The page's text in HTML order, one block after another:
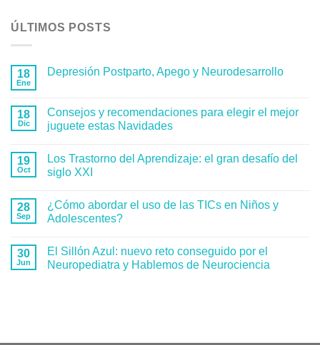
ÚLTIMOS POSTS
18
Ene
Depresión Postparto, Apego y Neurodesarrollo
18
Dic
Consejos y recomendaciones para elegir el mejor
juguete estas Navidades
19
Oct
Los Trastorno del Aprendizaje: el gran desafío del
siglo XXI
28
Sep
¿Cómo abordar el uso de las TICs en Niños y
Adolescentes?
30
Jun
El Sillón Azul: nuevo reto conseguido por el
Neuropediatra y Hablemos de Neurociencia